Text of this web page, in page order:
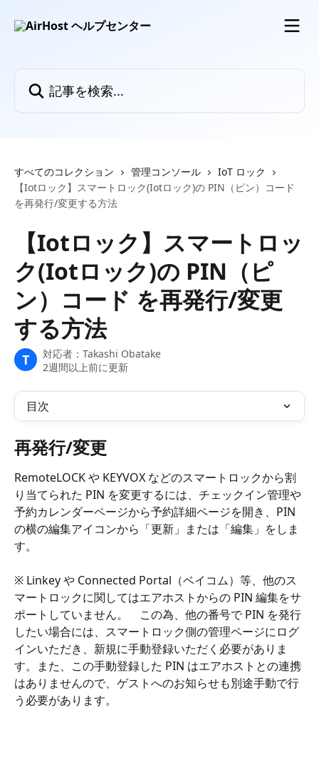
すべてのコレクション 管理コンソール
IoT ロック
【Iotロック】スマートロック(Iotロック)の PIN（ピン）コード
を再発行/変更する方法
【Iotロック】スマートロッ
ク(Iotロック)の PIN（ピ
ン）コード を再発行/変更
する方法
T 対応者： Takashi Obatake
2週間以上前に更新
目次
再発行/変更
RemoteLOCK や KEYVOX などのスマートロックから割
り当てられた PIN を変更するには、チェックイン管理や
予約カレンダーページから予約詳細ページを開き、PIN
の横の編集アイコンから「更新」または「編集」をしま
す。
※ Linkey や Connected Portal（ベイコム）等、他のス
マートロックに関してはエアホストからの PIN 編集をサ
ポートしていません。　この為、他の番号で PIN を発行
したい場合には、スマートロック側の管理ページにログ
インいただき、新規に手動登録いただく必要がありま
す。また、この手動登録した PIN はエアホストとの連携
はありませんので、ゲストへのお知らせも別途手動で行
う必要があります。